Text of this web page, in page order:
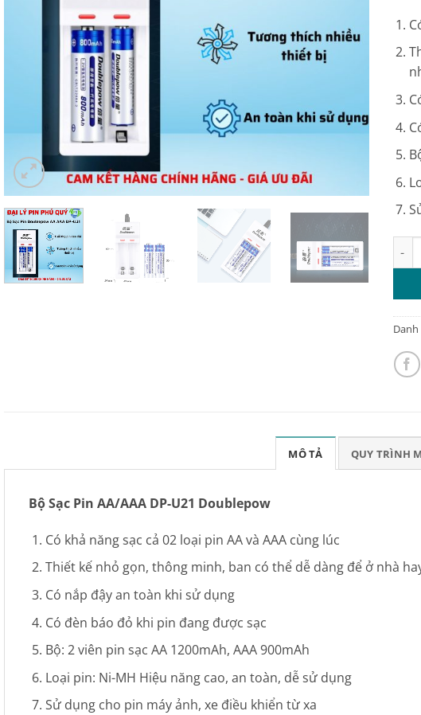
Bộ
MÔ TẢ QUY TRÌNH
Bộ Sạc Pin AA/AAA DP-U21 Doublepow
Có khả năng sạc cả 02 loại pin AA và AAA cùng lúc
Thiết kế nhỏ gọn, thông minh, ban có thể dễ dàng để ở nhà
Có nắp đậy an toàn khi sử dụng
Có đèn báo đỏ khi pin đang được sạc
Bộ: 2 viên pin sạc AA 1200mAh, AAA 900mAh
Loại pin: Ni-MH Hiệu năng cao, an toàn, dễ sử dụng
Sử dụng cho pin máy ảnh, xe điều khiển từ xa